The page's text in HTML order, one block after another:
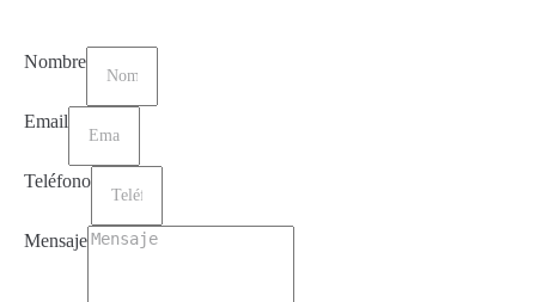
Nombre
Email
Teléfono
Mensaje